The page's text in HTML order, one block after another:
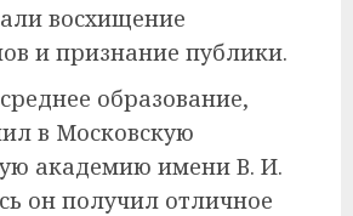
восхищение
и признание публики.
образование,
в Московскую
академию имени В. И.
он получил отличное